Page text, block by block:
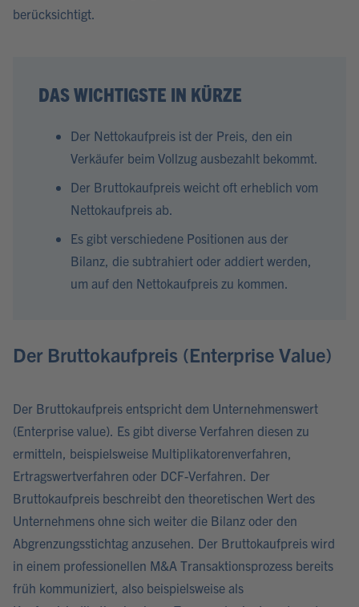
berücksichtigt.
DAS WICHTIGSTE IN KÜRZE
Der Nettokaufpreis ist der Preis, den ein
Verkäufer beim Vollzug ausbezahlt bekommt.
Der Bruttokaufpreis weicht oft erheblich vom
Nettokaufpreis ab.
Es gibt verschiedene Positionen aus der
Bilanz, die subtrahiert oder addiert werden,
um auf den Nettokaufpreis zu kommen.
Der Bruttokaufpreis (Enterprise Value)
Der Bruttokaufpreis entspricht dem Unternehmenswert
(Enterprise value). Es gibt diverse Verfahren diesen zu
ermitteln, beispielsweise Multiplikatorenverfahren,
Ertragswertverfahren oder DCF-Verfahren. Der
Bruttokaufpreis beschreibt den theoretischen Wert des
Unternehmens ohne sich weiter die Bilanz oder den
Abgrenzungsstichtag anzusehen. Der Bruttokaufpreis wird
in einem professionellen M&A Transaktionsprozess bereits
früh kommuniziert, also beispielsweise als